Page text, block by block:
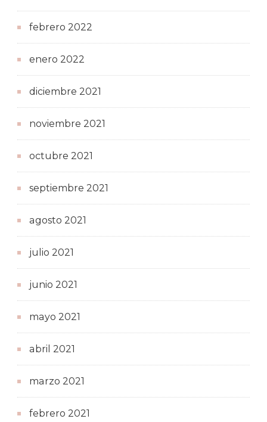
febrero 2022
enero 2022
diciembre 2021
noviembre 2021
octubre 2021
septiembre 2021
agosto 2021
julio 2021
junio 2021
mayo 2021
abril 2021
marzo 2021
febrero 2021